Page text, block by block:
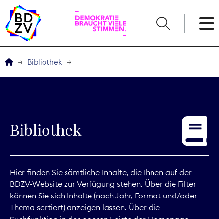
Service
Digitales
Kommunikation
Bibliothek
Bibliothek
Hier finden Sie sämtliche Inhalte, die Ihnen auf der
BDZV-Website zur Verfügung stehen. Über die Filter
können Sie sich Inhalte (nach Jahr, Format und/oder
Thema sortiert) anzeigen lassen. Über die